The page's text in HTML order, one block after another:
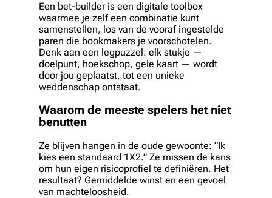
Een bet-builder is een digitale toolbox
waarmee je zelf een combinatie kunt
samenstellen, los van de vooraf ingestelde
paren die bookmakers je voorschotelen.
Denk aan een legpuzzel: elk stukje —
doelpunt, hoekschop, gele kaart — wordt
door jou geplaatst, tot een unieke
weddenschap ontstaat.
Waarom de meeste spelers het niet
benutten
Ze blijven hangen in de oude gewoonte: “Ik
kies een standaard 1X2.” Ze missen de kans
om hun eigen risicoprofiel te definiëren. Het
resultaat? Gemiddelde winst en een gevoel
van machteloosheid.